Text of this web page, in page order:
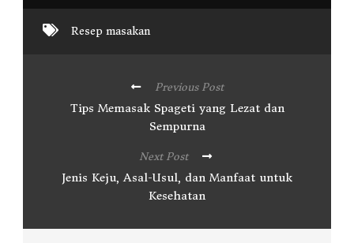
Resep masakan
Previous Post
Tips Memasak Spageti yang Lezat dan
Sempurna
Next Post
Jenis Keju, Asal-Usul, dan Manfaat untuk
Kesehatan